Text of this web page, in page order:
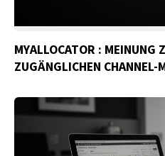
MYALLOCATOR : MEINUNG
ZUGÄNGLICHEN CHANNEL-